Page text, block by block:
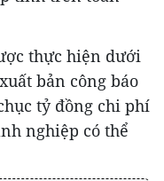
thực hiện dưới
bản công báo
tỷ đồng chi phí
nghiệp có thể